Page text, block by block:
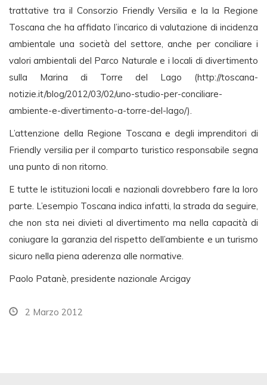
trattative tra il Consorzio Friendly Versilia e la la Regione
Toscana che ha affidato l’incarico di valutazione di incidenza
ambientale una società del settore, anche per conciliare i
valori ambientali del Parco Naturale e i locali di divertimento
sulla Marina di Torre del Lago (http://toscana-
notizie.it/blog/2012/03/02/uno-studio-per-conciliare-
ambiente-e-divertimento-a-torre-del-lago/).
L’attenzione della Regione Toscana e degli imprenditori di
Friendly versilia per il comparto turistico responsabile segna
una punto di non ritorno.
E tutte le istituzioni locali e nazionali dovrebbero fare la loro
parte. L’esempio Toscana indica infatti, la strada da seguire,
che non sta nei divieti al divertimento ma nella capacità di
coniugare la garanzia del rispetto dell’ambiente e un turismo
sicuro nella piena aderenza alle normative.
Paolo Patanè, presidente nazionale Arcigay
2 Marzo 2012